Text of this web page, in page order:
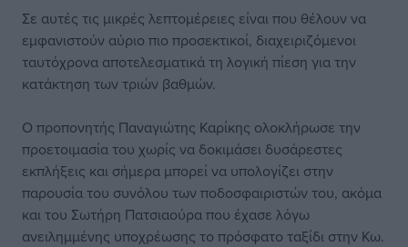
Σε αυτές τις μικρές λεπτομέρειες είναι που θέλουν να
εμφανιστούν αύριο πιο προσεκτικοί, διαχειριζόμενοι
ταυτόχρονα αποτελεσματικά τη λογική πίεση για την
κατάκτηση των τριών βαθμών.
Ο προπονητής Παναγιώτης Καρίκης ολοκλήρωσε την
προετοιμασία του χωρίς να δοκιμάσει δυσάρεστες
εκπλήξεις και σήμερα μπορεί να υπολογίζει στην
παρουσία του συνόλου των ποδοσφαιριστών του, ακόμα
και του Σωτήρη Πατσιαούρα που έχασε λόγω
ανειλημμένης υποχρέωσης το πρόσφατο ταξίδι στην Κω.